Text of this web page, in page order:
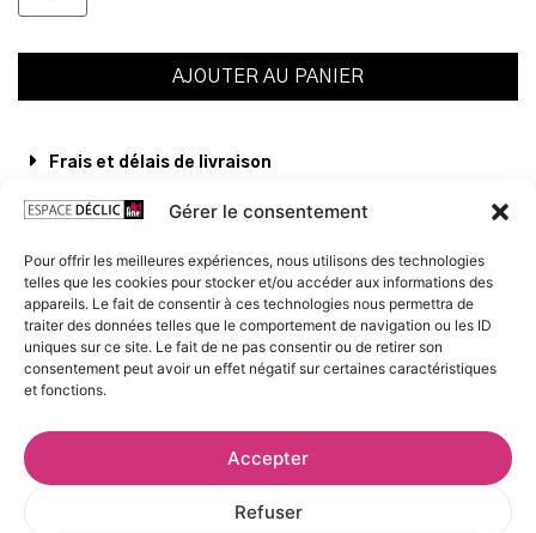
Gérer le consentement
Pour offrir les meilleures expériences, nous utilisons des technologies
telles que les cookies pour stocker et/ou accéder aux informations des
appareils. Le fait de consentir à ces technologies nous permettra de
traiter des données telles que le comportement de navigation ou les ID
uniques sur ce site. Le fait de ne pas consentir ou de retirer son
consentement peut avoir un effet négatif sur certaines caractéristiques
et fonctions.
Accepter
Refuser
AJOUTER AU PANIER
Frais et délais de livraison
Voir les œuvres de l’artiste